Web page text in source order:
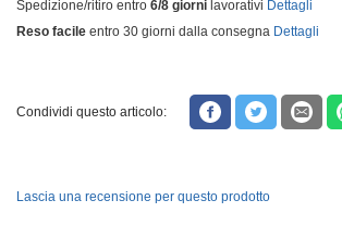
Spedizione/ritiro entro 6/8 giorni lavorativi Dettagli
Reso facile entro 30 giorni dalla consegna Dettagli
Condividi questo articolo:
Lascia una recensione per questo prodotto